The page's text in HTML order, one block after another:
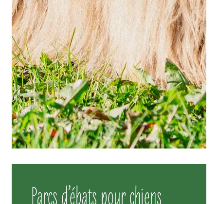
Parcs d’ébats pour chiens